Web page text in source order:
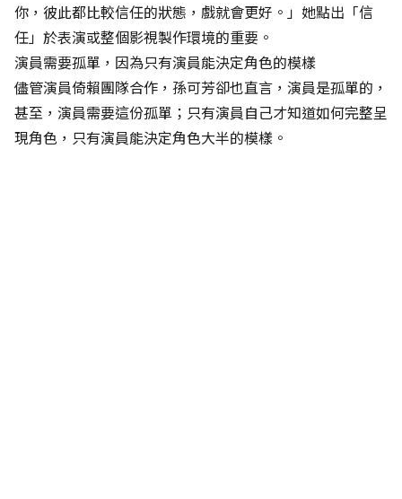
你，彼此都比較信任的狀態，戲就會更好。」她點出「信
任」於表演或整個影視製作環境的重要。
演員需要孤單，因為只有演員能決定角色的模樣
儘管演員倚賴團隊合作，孫可芳卻也直言，演員是孤單的，
甚至，演員需要這份孤單；只有演員自己才知道如何完整呈
現角色，只有演員能決定角色大半的模樣。